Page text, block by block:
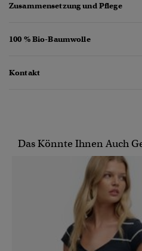
Zusammensetzung und Pflege
100 % Bio-Baumwolle
Kontakt
Das Könnte Ihnen Auch